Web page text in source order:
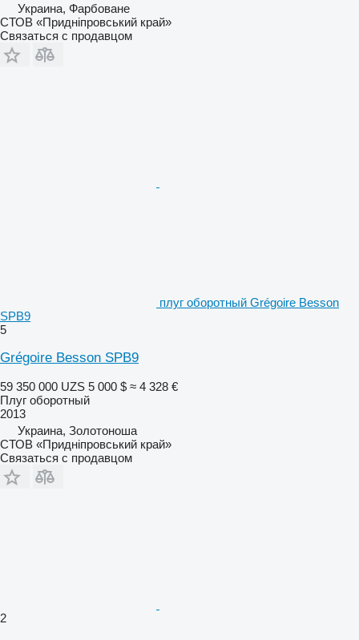
Украина, Фарбоване
СТОВ «Придніпровський край»
Связаться с продавцом
плуг оборотный Grégoire Besson
SPB9
5
Grégoire Besson SPB9
59 350 000 UZS 5 000 $ ≈ 4 328 €
Плуг оборотный
2013
Украина, Золотоноша
СТОВ «Придніпровський край»
Связаться с продавцом
2